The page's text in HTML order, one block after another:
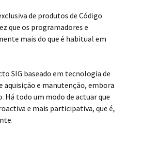
de produtos de Código
que os programadores e
mais do que é habitual em
SIG baseado em tecnologia de
aquisição e manutenção, embora
todo um modo de actuar que
e mais participativa, que é,